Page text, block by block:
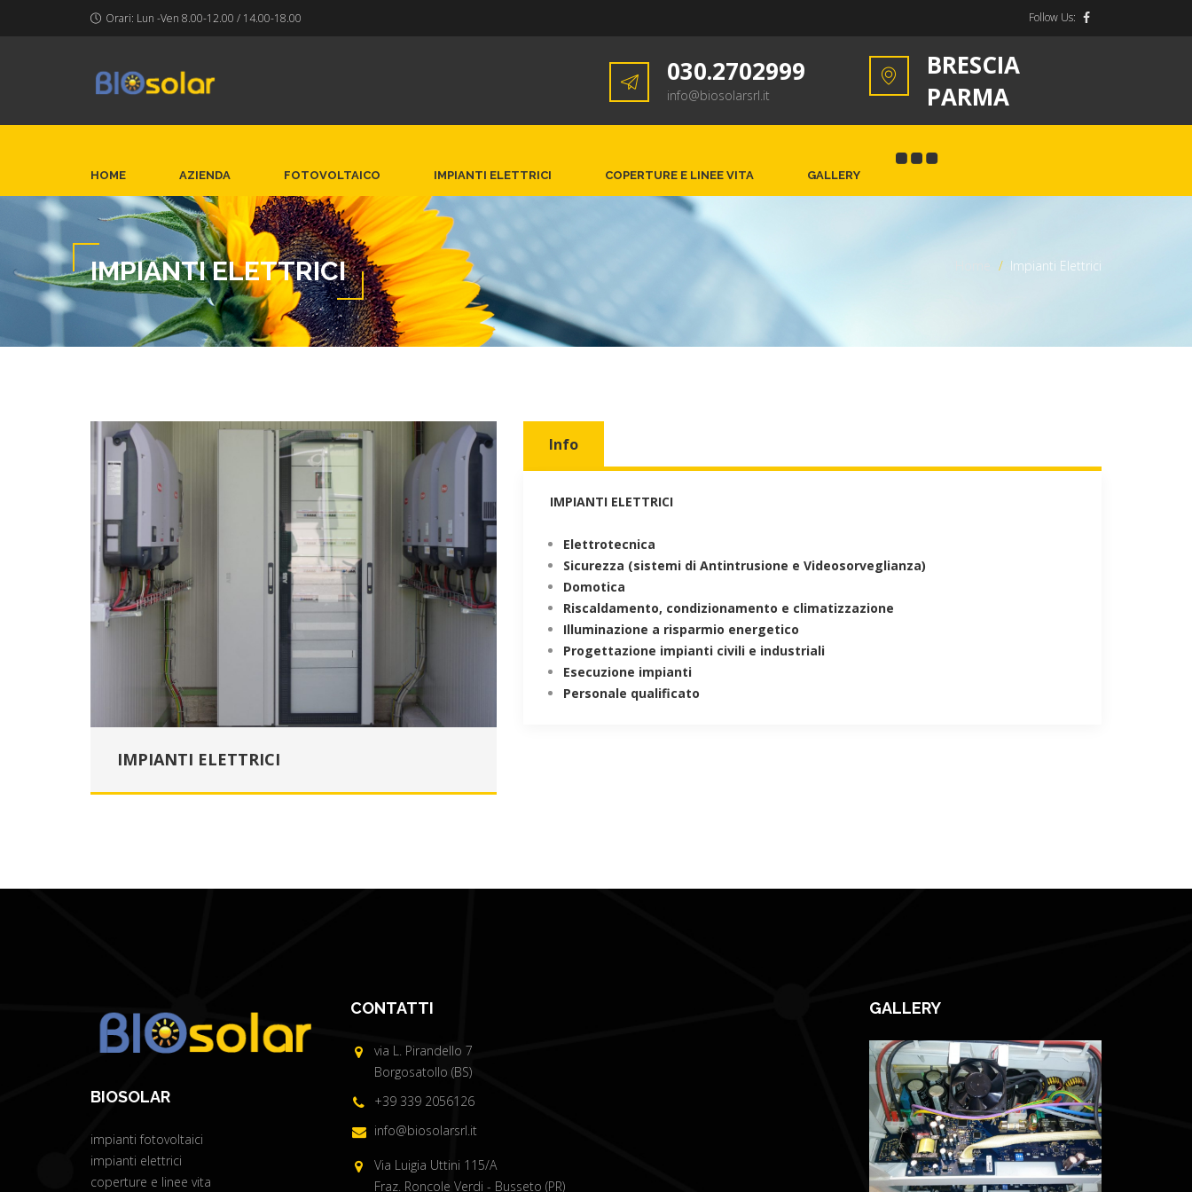
Orari: Lun -Ven 8.00-12.00 / 14.00-18.00 Follow Us:
030.2702999
info@biosolarsrl.it
BRESCIA
PARMA
HOME AZIENDA FOTOVOLTAICO IMPIANTI ELETTRICI COPERTURE E LINEE VITA GALLERY
IMPIANTI ELETTRICI Impianti Elettrici
IMPIANTI ELETTRICI
Info
IMPIANTI ELETTRICI
Elettrotecnica
Sicurezza (sistemi di Antintrusione e Videosorveglianza)
Domotica
Riscaldamento, condizionamento e climatizzazione
Illuminazione a risparmio energetico
Progettazione impianti civili e industriali
Esecuzione impianti
Personale qualificato
BIOSOLAR
impianti fotovoltaici
impianti elettrici
coperture e linee vita
CONTATTI
via L. Pirandello 7
Borgosatollo (BS)
+39 339 2056126
info@biosolarsrl.it
Via Luigia Uttini 115/A
Fraz. Roncole Verdi - Busseto (PR)
GALLERY